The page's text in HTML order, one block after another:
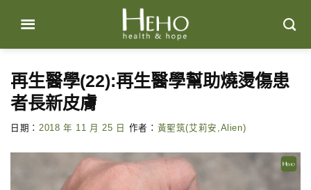
content
再生醫學(22):再生醫學幫助燒燙傷患
者長新皮膚
日期： 2018 年 11 月 25 日 作者： 黃聖筑(艾莉安,Alien)